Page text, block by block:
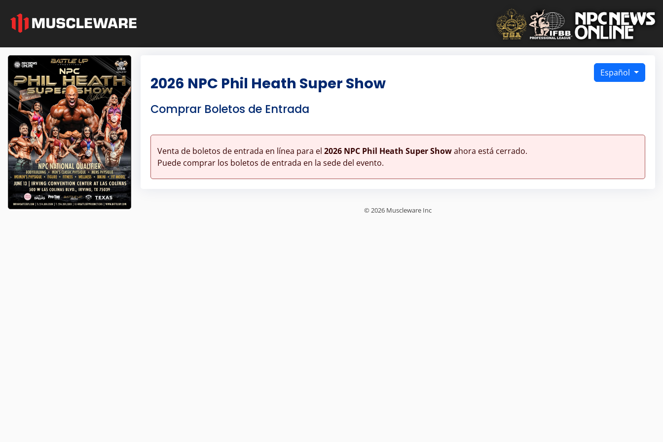
Español
2026 NPC Phil Heath Super Show
Comprar Boletos de Entrada
Venta de boletos de entrada en línea para el 2026 NPC Phil Heath Super Showahora está cerrado.
Puede comprar los boletos de entrada en la sede del evento.
© 2026 Muscleware Inc